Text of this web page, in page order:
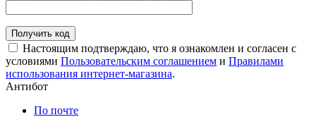
Получить код
Настоящим подтверждаю, что я ознакомлен и согласен с
условиями Пользовательским соглашением и Правилами
использования интернет-магазина.
Антибот
По почте